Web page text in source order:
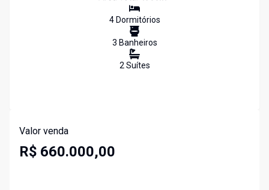
4Dormitórios
3 Banheiros
2Suítes
Valor venda
R$ 660.000,00